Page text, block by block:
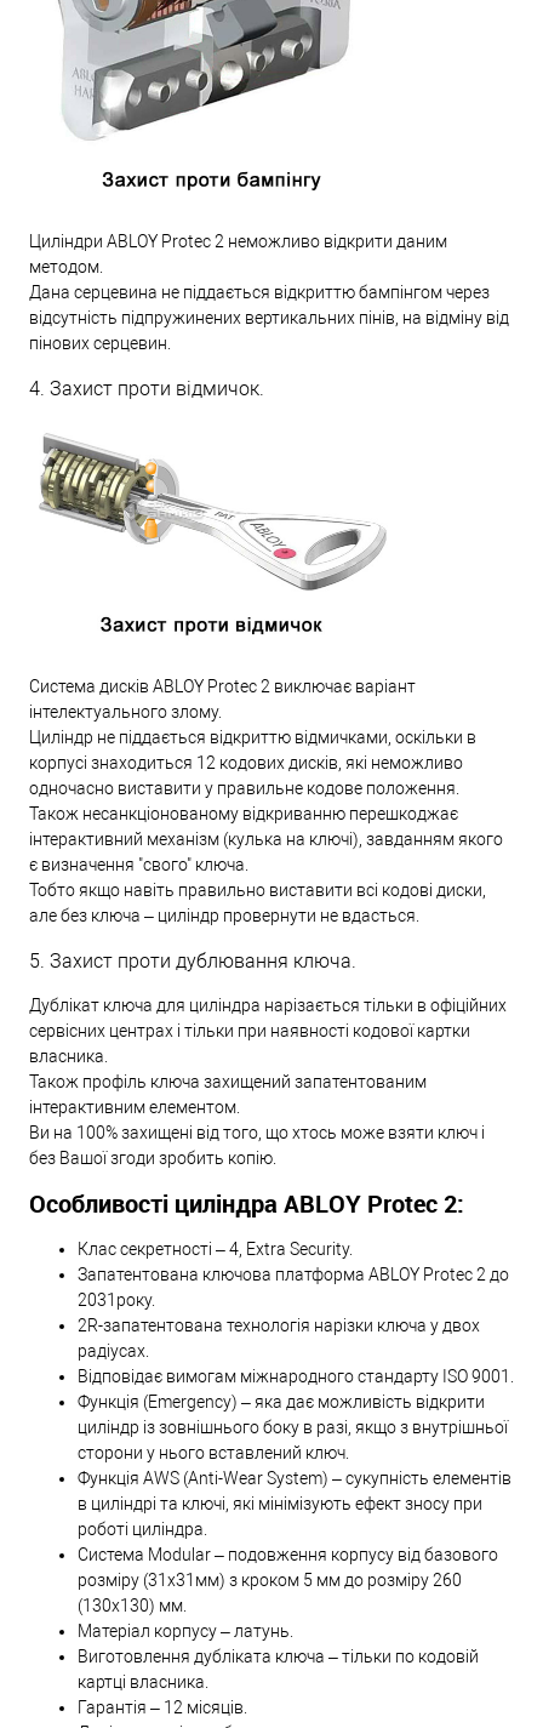
Циліндри ABLOY Protec 2 неможливо відкрити даним
методом.
Дана серцевина не піддається відкриттю бампінгом через
відсутність підпружинених вертикальних пінів, на відміну від
пінових серцевин.
4. Захист проти відмичок.
Система дисків ABLOY Protec 2 виключає варіант
інтелектуального злому.
Циліндр не піддається відкриттю відмичками, оскільки в
корпусі знаходиться 12 кодових дисків, які неможливо
одночасно виставити у правильне кодове положення.
Також несанкціонованому відкриванню перешкоджає
інтерактивний механізм (кулька на ключі), завданням якого
є визначення "свого" ключа.
Тобто якщо навіть правильно виставити всі кодові диски,
але без ключа – циліндр провернути не вдасться.
5. Захист проти дублювання ключа.
Дублікат ключа для циліндра нарізається тільки в офіційних
сервісних центрах і тільки при наявності кодової картки
власника.
Також профіль ключа захищений запатентованим
інтерактивним елементом.
Ви на 100% захищені від того, що хтось може взяти ключ і
без Вашої згоди зробить копію.
Особливості циліндра ABLOY Protec 2:
Клас секретності – 4, Extra Security.
Запатентована ключова платформа ABLOY Protec 2 до
2031року.
2R-запатентована технологія нарізки ключа у двох
радіусах.
Відповідає вимогам міжнародного стандарту ISO 9001.
Функція (Emergency) – яка дає можливість відкрити
циліндр із зовнішнього боку в разі, якщо з внутрішньої
сторони у нього вставлений ключ.
Функція AWS (Anti-Wear System) – сукупність елементів
в циліндрі та ключі, які мінімізують ефект зносу при
роботі циліндра.
Система Modular – подовження корпусу від базового
розміру (31х31мм) з кроком 5 мм до розміру 260
(130х130) мм.
Матеріал корпусу – латунь.
Виготовлення дубліката ключа – тільки по кодовій
картці власника.
Гарантія – 12 місяців.